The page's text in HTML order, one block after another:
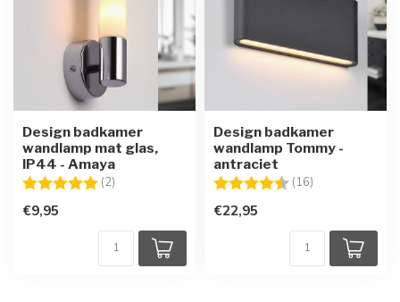
Design badkamer
wandlamp mat glas,
IP44 - Amaya
Beoordeling: (2)
€9,95
Design badkamer
wandlamp Tommy -
antraciet
Beoordeling: (16)
€22,95